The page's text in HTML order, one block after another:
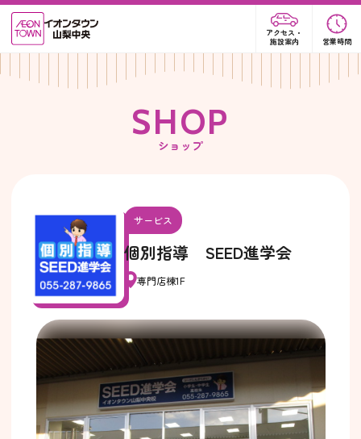
アクセス・
施設案内
営業時間
SHOP
ショップ
サービス
個別指導 SEED進学会
専門店棟1F